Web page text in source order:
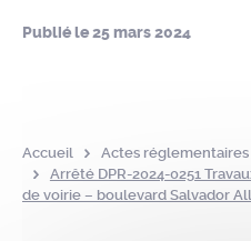
Publié le25 mars 2024
Accueil
Actes réglementaires
Arrêté DPR-2024-0251
de voirie – boulevard Salvador